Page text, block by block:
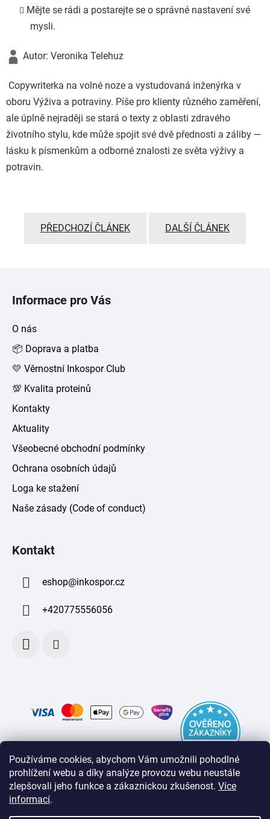
Používáme cookies, abychom Vám umožnili pohodlné
prohlížení webu a díky analýze provozu webu neustále
zlepšovali jeho funkce a zákaznickou zkušenost. Více
informací.
Mějte se rádi a postarejte se o správné nastavení své
mysli.
Autor: Veronika Telehuz
Copywriterka na volné noze a vystudovaná inženýrka v
oboru Výživa a potraviny. Píše pro klienty různého zaměření,
ale úplně nejraději se stará o texty z oblasti zdravého
životního stylu, kde může spojit své dvě přednosti a záliby —
lásku k písmenkům a odborné znalosti ze světa výživy a
potravin.
PŘEDCHOZÍ ČLÁNEK DALŠÍ ČLÁNEK
Informace pro Vás
O nás
📦 Doprava a platba
💛 Věrnostní Inkospor Club
💯 Kvalita proteinů
Kontakty
Aktuality
Všeobecné obchodní podmínky
Ochrana osobních údajů
Loga ke stažení
Naše zásady (Code of conduct)
Kontakt
eshop@inkospor.cz
+420775556056